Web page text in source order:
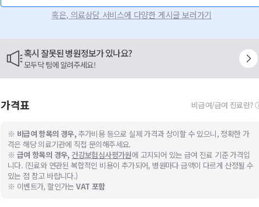
혹은, 의료상담 서비스에 다양한 게시글 보러가기
혹시 잘못된 병원정보가 있나요?
모두닥 팀에 알려주세요!
가격표 비급여/급여 진료란?
※ 비급여 항목의 경우,추가비용 등으로 실제 가격과 상이할 수 있으니, 정확한 가
격은 해당 의료기관에 직접 문의해주세요.
※ 급여 항목의 경우, 건강보험심사평가원에 고지되어 있는 급여 진료 기준 가격입
니다. (진료와 연관된 복합적인 비용이 추가되어, 병원마다 금액이 다르게 산정될 수
있는 점 참고 바랍니다.)
※ 이벤트가, 할인가는VAT 포함